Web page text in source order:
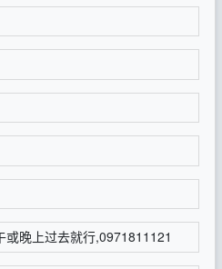
或晚上过去就行,0971811121